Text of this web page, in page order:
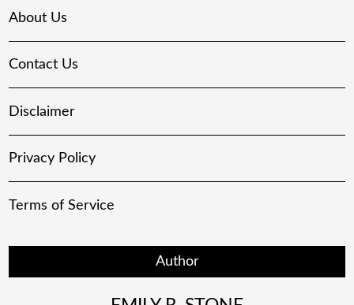
About Us
Contact Us
Disclaimer
Privacy Policy
Terms of Service
Author